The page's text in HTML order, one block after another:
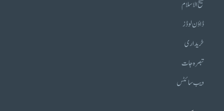
شیخ الاسلام
ڈاؤن لوڈز
خریداری
تبصرہ جات
ویب سائٹس